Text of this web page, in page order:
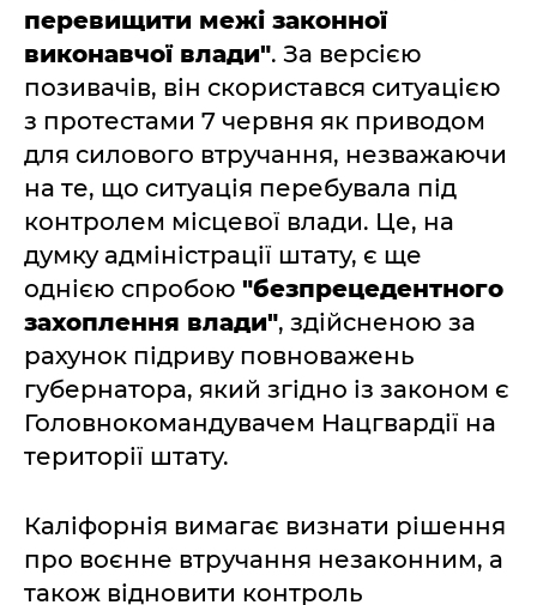
перевищити межі законної
виконавчої влади". За версією
позивачів, він скористався ситуацією
з протестами 7 червня як приводом
для силового втручання, незважаючи
на те, що ситуація перебувала під
контролем місцевої влади. Це, на
думку адміністрації штату, є ще
однією спробою "безпрецедентного
захоплення влади", здійсненою за
рахунок підриву повноважень
губернатора, який згідно із законом є
Головнокомандувачем Нацгвардії на
території штату.
Каліфорнія вимагає визнати рішення
про воєнне втручання незаконним, а
також відновити контроль